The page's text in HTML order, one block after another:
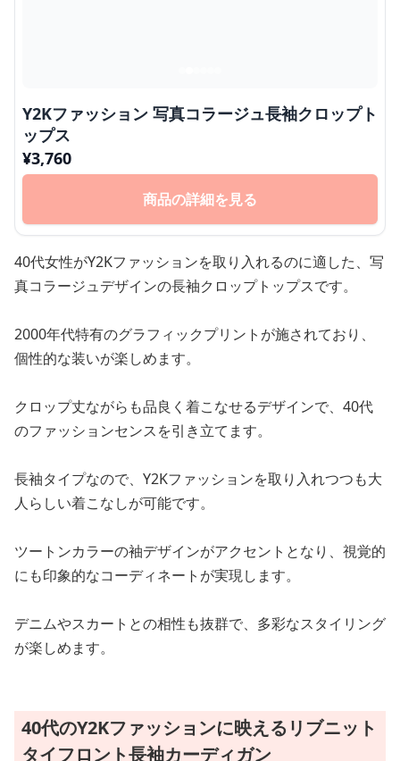
Y2Kファッション 写真コラージュ長袖クロップト
ップス
¥3,760
商品の詳細を見る
40代女性がY2Kファッションを取り入れるのに適した、写
真コラージュデザインの長袖クロップトップスです。
2000年代特有のグラフィックプリントが施されており、
個性的な装いが楽しめます。
クロップ丈ながらも品良く着こなせるデザインで、40代
のファッションセンスを引き立てます。
長袖タイプなので、Y2Kファッションを取り入れつつも大
人らしい着こなしが可能です。
ツートンカラーの袖デザインがアクセントとなり、視覚的
にも印象的なコーディネートが実現します。
デニムやスカートとの相性も抜群で、多彩なスタイリング
が楽しめます。
40代のY2Kファッションに映えるリブニット
タイフロント長袖カーディガン